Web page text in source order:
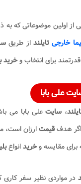
از اولین موضوعاتی که
خارجیتایلنداز طریق
قدرتمند برای انتخاب وخرید
علی بابا
، سایتعلی بابا می
اگر هدفقیمتارزان است،
خریدانواع
در مواردی نظیر سفر